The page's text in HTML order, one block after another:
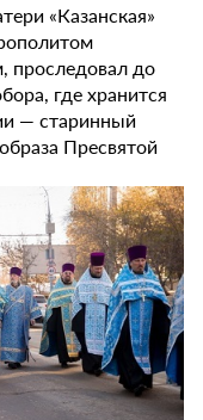
«Казанская»
проследовал до
где хранится
— старинный
Пресвятой